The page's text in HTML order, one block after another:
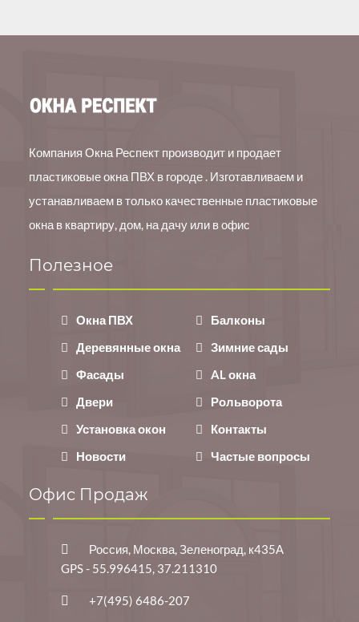
Компания Окна Респект производит и продает
пластиковые окна ПВХ в городе . Изготавливаем и
устанавливаем в только качественные пластиковые
окна в квартиру, дом, на дачу или в офис
Полезное
Окна ПВХ
Балконы
Деревянные окна
Зимние сады
Фасады
AL окна
Двери
Рольворота
Установка окон
Контакты
Новости
Частые вопросы
Офис Продаж
Россия, Москва, Зеленоград, к435А
GPS - 55.996415, 37.211310
+7(495) 6486-207